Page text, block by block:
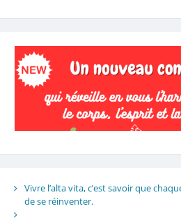
Vivre l’alta vita, c’est savoir que
de se réinventer.